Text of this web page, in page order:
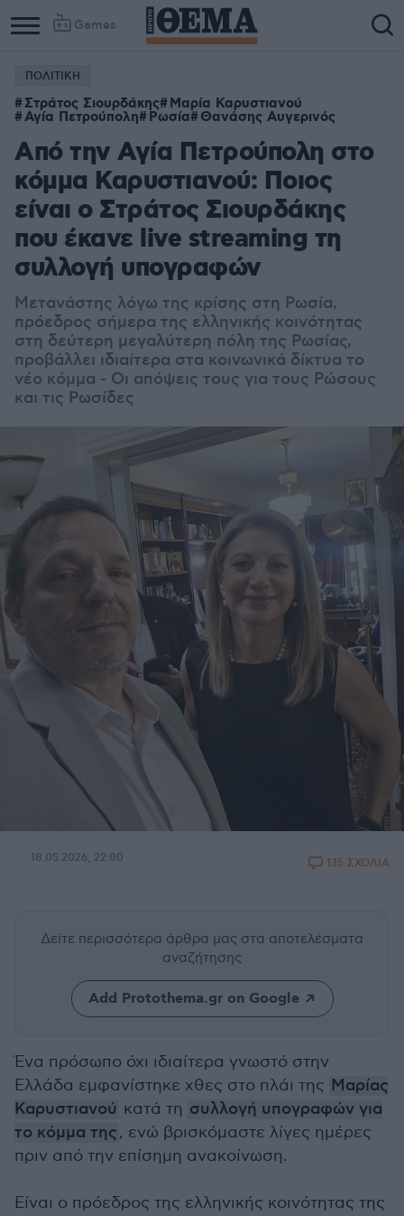
Games
ΠΟΛΙΤΙΚΗ
Στράτος Σιουρδάκης Μαρία Καρυστιανού
Αγία Πετρούπολη Ρωσία Θανάσης Αυγερινός
Από την Αγία Πετρούπολη στο
κόμμα Καρυστιανού: Ποιος
είναι ο Στράτος Σιουρδάκης
που έκανε live streaming τη
συλλογή υπογραφών
Μετανάστης λόγω της κρίσης στη Ρωσία,
πρόεδρος σήμερα της ελληνικής κοινότητας
στη δεύτερη μεγαλύτερη πόλη της Ρωσίας,
προβάλλει ιδιαίτερα στα κοινωνικά δίκτυα το
νέο κόμμα - Οι απόψεις τους για τους Ρώσους
και τις Ρωσίδες
18.05.2026, 22:00 135 ΣΧΟΛΙΑ
Δείτε περισσότερα άρθρα μας στα αποτελέσματα
αναζήτησης
Add Protothema.gr on Google
Ένα πρόσωπο όχι ιδιαίτερα γνωστό στην
Ελλάδα εμφανίστηκε χθες στο πλάι της Μαρίας
Καρυστιανού κατά τη συλλογή υπογραφών για
το κόμμα της, ενώ βρισκόμαστε λίγες ημέρες
πριν από την επίσημη ανακοίνωση.
Είναι ο πρόεδρος της ελληνικής κοινότητας της